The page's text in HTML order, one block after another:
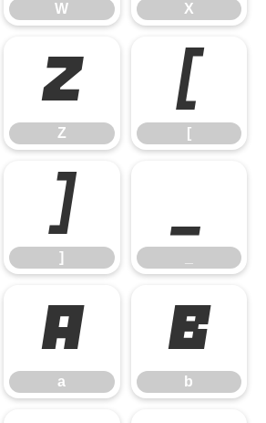
W X
Z
Z
[
[
]
]
a
a
b
b